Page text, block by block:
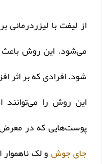
از لیفت با
می‌شود. این روش
‌شود. افرادی که بر اثر
این روش را می‌توانند
پوست‌هایی که در
جای جوشو لک